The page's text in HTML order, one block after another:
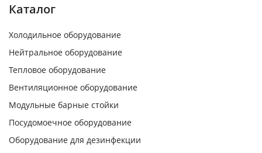
Каталог
Холодильное оборудование
Нейтральное оборудование
Тепловое оборудование
Вентиляционное оборудование
Модульные барные стойки
Посудомоечное оборудование
Оборудование для дезинфекции